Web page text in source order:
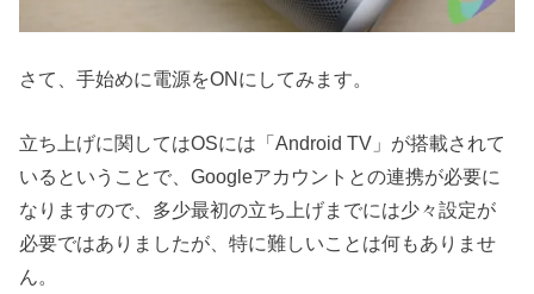
さて、手始めに電源をONにしてみます。
立ち上げに関してはOSには「Android TV」が搭載されて
いるということで、Googleアカウントとの連携が必要に
なりますので、多少最初の立ち上げまでには少々設定が
必要ではありましたが、特に難しいことは何もありませ
ん。